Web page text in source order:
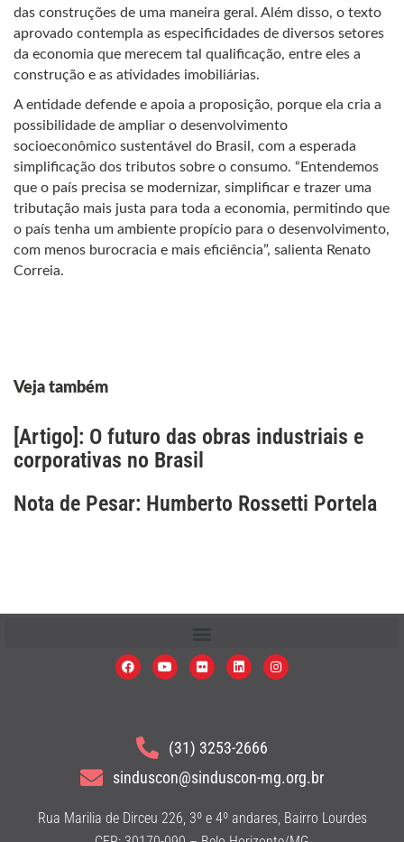
das construções de uma maneira geral. Além disso, o texto
aprovado contempla as especificidades de diversos setores
da economia que merecem tal qualificação, entre eles a
construção e as atividades imobiliárias.
A entidade defende e apoia a proposição, porque ela cria a
possibilidade de ampliar o desenvolvimento
socioeconômico sustentável do Brasil, com a esperada
simplificação dos tributos sobre o consumo. “Entendemos
que o país precisa se modernizar, simplificar e trazer uma
tributação mais justa para toda a economia, permitindo que
o país tenha um ambiente propício para o desenvolvimento,
com menos burocracia e mais eficiência”, salienta Renato
Correia.
Veja também
[Artigo]: O futuro das obras industriais e
corporativas no Brasil
Nota de Pesar: Humberto Rossetti Portela
(31) 3253-2666
sinduscon@sinduscon-mg.org.br
Rua Marilia de Dirceu 226, 3º e 4º andares, Bairro Lourdes